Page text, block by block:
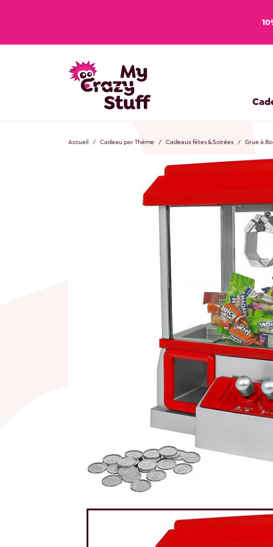
Accueil Cadeau par Thème Cadeaux fêtes & Soirées Grue à